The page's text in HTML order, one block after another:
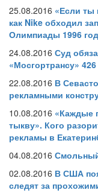
25.08.2016 «Если ты
как Nike обходил
Олимпиады 1996
24.08.2016 Суд
«Мосгортрансу»
22.08.2016 В
рекламными
10.08.2016 «Каждые
тыкву». Кого
рекламы в
04.08.2016
02.08.2016 В США
следят за